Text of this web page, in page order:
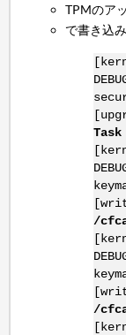
TPMのア
で書き込
Task
/
/